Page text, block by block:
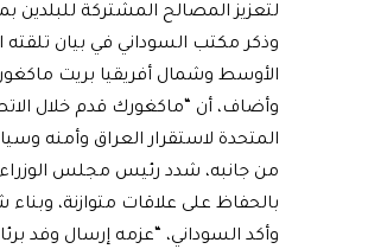
لتعزيز المصالح المشتركة للبلدين
وذكر مكتب السوداني في بيان
الأوسط وشمال أفريقيا بريت
وأضاف، أن “ماكغورك قدم خلال
المتحدة لاستقرار العراق وأمنه
من جانبه، شدد رئيس مجلس
بالحفاظ على علاقات متوازنة،
وأكد السوداني، “عزمه إرسال وفد